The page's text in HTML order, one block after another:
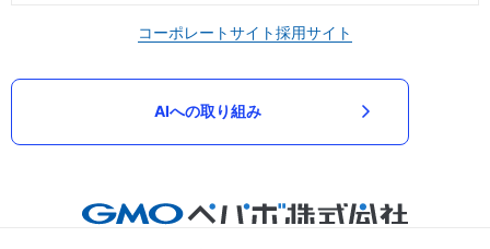
コーポレートサイト採用サイト
AIへの取り組み